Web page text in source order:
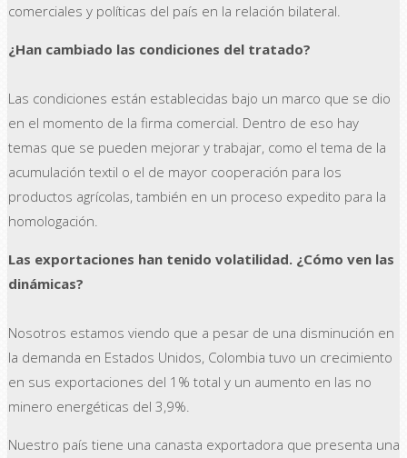
comerciales y políticas del país en la relación bilateral.
¿Han cambiado las condiciones del tratado?
Las condiciones están establecidas bajo un marco que se dio
en el momento de la firma comercial. Dentro de eso hay
temas que se pueden mejorar y trabajar, como el tema de la
acumulación textil o el de mayor cooperación para los
productos agrícolas, también en un proceso expedito para la
homologación.
Las exportaciones han tenido volatilidad. ¿Cómo ven las
dinámicas?
Nosotros estamos viendo que a pesar de una disminución en
la demanda en Estados Unidos, Colombia tuvo un crecimiento
en sus exportaciones del 1% total y un aumento en las no
minero energéticas del 3,9%.
Nuestro país tiene una canasta exportadora que presenta una